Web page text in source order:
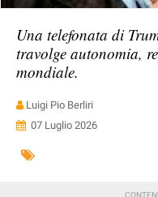
Una telefonata di
travolge autonomia,
mondiale.
Luigi Pio Berliri
07 Luglio 2026